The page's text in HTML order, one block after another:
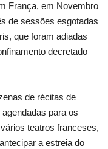
França, em Novembro
de sessões esgotadas
que foram adiadas
decretado
de récitas de
para os
teatros franceses,
a estreia do